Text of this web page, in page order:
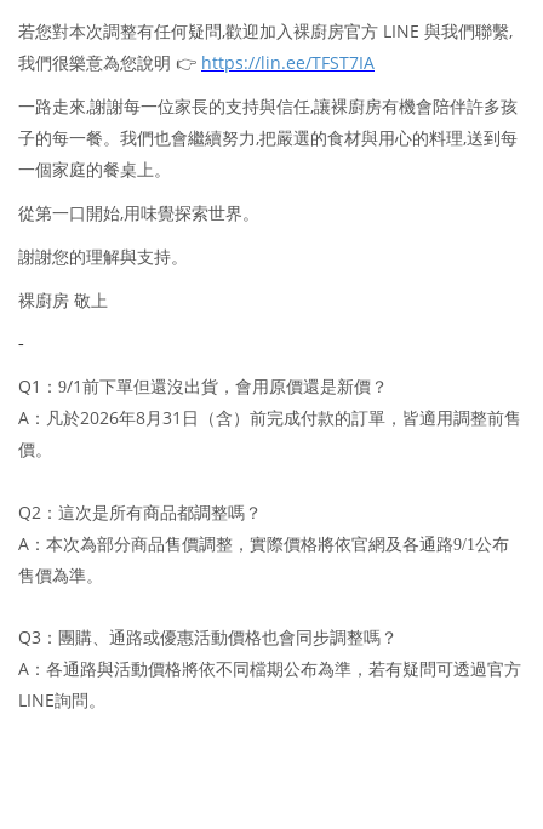
若您對本次調整有任何疑問,歡迎加入裸廚房官方 LINE 與我們聯繫,
我們很樂意為您說明 👉 https://lin.ee/TFST7IA
一路走來,謝謝每一位家長的支持與信任,讓裸廚房有機會陪伴許多孩
子的每一餐。我們也會繼續努力,把嚴選的食材與用心的料理,送到每
一個家庭的餐桌上。
從第一口開始,用味覺探索世界。
謝謝您的理解與支持。
裸廚房 敬上
-
Q1 ：9/1 前下單但還沒出貨，會用原價還是新價？
A ：凡於2026年8月 31 日（含）前完成付款的訂單，皆適用調整前售
價。
Q2 ：這次是所有商品都調整嗎？
A ：本次為部分商品售價調整，實際價格將依官網及各通路9/1公布
售價為準。
Q3 ：團購、通路或優惠活動價格也會同步調整嗎？
A ：各通路與活動價格將依不同檔期公布為準，若有疑問可透過官方
LINE詢問。